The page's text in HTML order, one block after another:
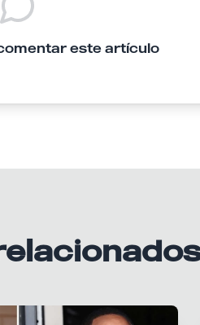
este artículo